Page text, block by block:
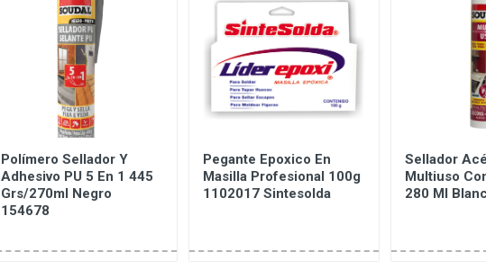
Polímero Sellador Y
Adhesivo PU 5 En 1 445
Grs/270ml Negro
154678
Pegante Epoxico En
Masilla Profesional 100g
1102017 Sintesolda
Sellador
Multiuso
280 Ml